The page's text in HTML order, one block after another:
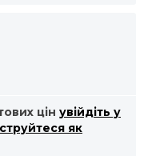
цін увійдіть у
як